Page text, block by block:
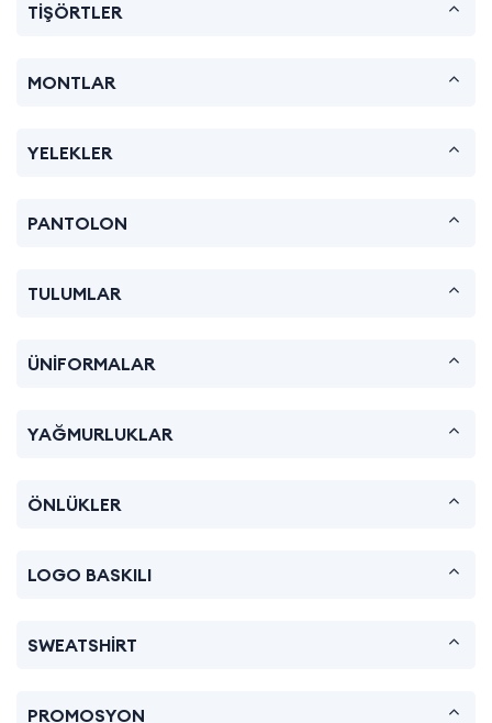
TİŞÖRTLER
MONTLAR
YELEKLER
PANTOLON
TULUMLAR
ÜNİFORMALAR
YAĞMURLUKLAR
ÖNLÜKLER
LOGO BASKILI
SWEATSHİRT
PROMOSYON